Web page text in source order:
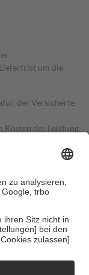
um die
der Versicherte
Kosten der Leistung